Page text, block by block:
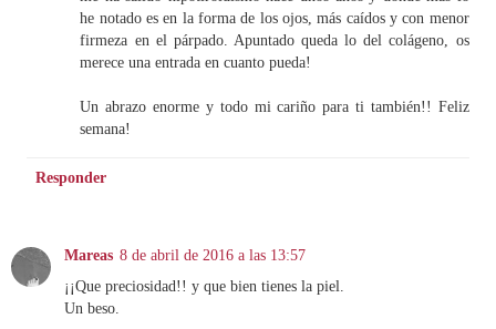
he notado es en la forma de los ojos, más caídos y con menor
firmeza en el párpado. Apuntado queda lo del colágeno, os
merece una entrada en cuanto pueda!
Un abrazo enorme y todo mi cariño para ti también!! Feliz
semana!
Responder
Mareas 8 de abril de 2016 a las 13:57
¡¡Que preciosidad!! y que bien tienes la piel.
Un beso.